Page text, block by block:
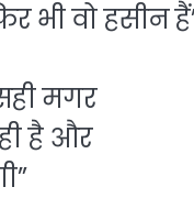
भी वो हसीन
मगर
है और